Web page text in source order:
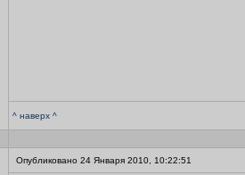
^ наверх ^
Опубликовано 24 Января 2010, 10:22:51